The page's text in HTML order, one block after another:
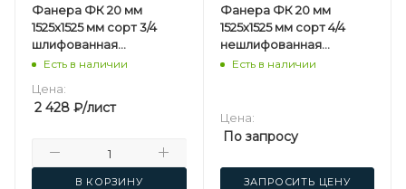
Фанера ФК 20 мм
1525х1525 мм сорт 3/4
шлифованная
березовая
Есть в наличии
Цена:
2 428 ₽/лист
В КОРЗИНУ
Фанера ФК 20 мм
1525х1525 мм сорт 4/4
нешлифованная
березовая
Есть в наличии
Цена:
По запросу
ЗАПРОСИТЬ ЦЕНУ